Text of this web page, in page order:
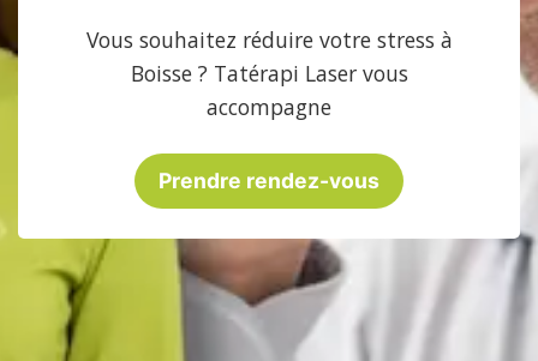
Vous souhaitez réduire votre stress à
Boisse ? Tatérapi Laser vous
accompagne
Prendre rendez-vous